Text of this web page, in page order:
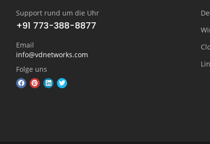
Support rund um die Uhr
+91 773-388-8877
Email
info@vdnetworks.com
Folge uns